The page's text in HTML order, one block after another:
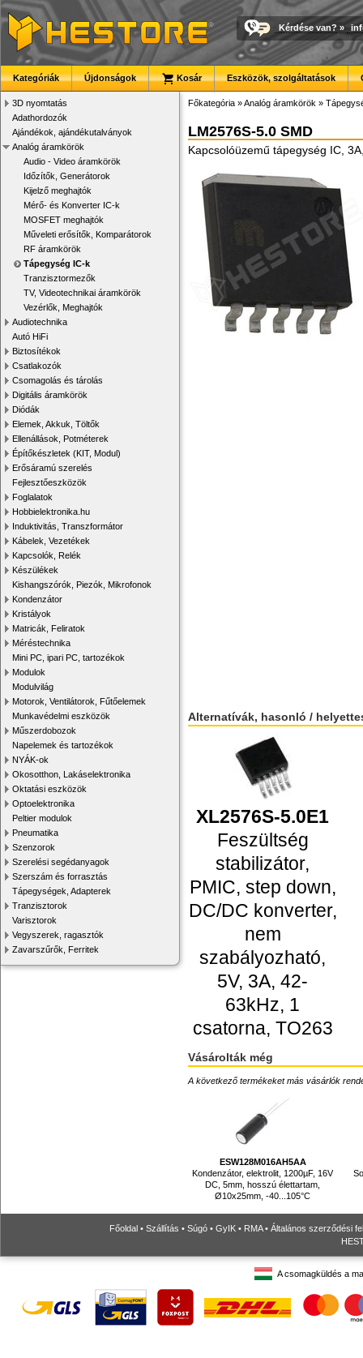
Kérdése van? »
Kategóriák Újdonságok Kosár Eszközök, szolgáltatások
3D nyomtatás
Adathordozók
Ajándékok, ajándékutalványok
Analóg áramkörök
Audio - Video áramkörök
Időzítők, Generátorok
Kijelző meghajtók
Mérő- és Konverter IC-k
MOSFET meghajtók
Műveleti erősítők, Komparátorok
RF áramkörök
Tápegység IC-k
Tranzisztormezők
TV, Videotechnikai áramkörök
Vezérlők, Meghajtók
Audiotechnika
Autó HiFi
Biztosítékok
Csatlakozók
Csomagolás és tárolás
Digitális áramkörök
Diódák
Elemek, Akkuk, Töltők
Ellenállások, Potméterek
Építőkészletek (KIT, Modul)
Erősáramú szerelés
Fejlesztőeszközök
Foglalatok
Hobbielektronika.hu
Induktivitás, Transzformátor
Kábelek, Vezetékek
Kapcsolók, Relék
Készülékek
Kishangszórók, Piezók, Mikrofonok
Kondenzátor
Kristályok
Matricák, Feliratok
Méréstechnika
Mini PC, ipari PC, tartozékok
Modulok
Modulvilág
Motorok, Ventilátorok, Fűtőelemek
Munkavédelmi eszközök
Műszerdobozok
Napelemek és tartozékok
NYÁK-ok
Okosotthon, Lakáselektronika
Oktatási eszközök
Optoelektronika
Peltier modulok
Pneumatika
Szenzorok
Szerelési segédanyagok
Szerszám és forrasztás
Tápegységek, Adapterek
Tranzisztorok
Varisztorok
Vegyszerek, ragasztók
Zavarszűrők, Ferritek
Főkategória »Analóg áramkörök »
LM2576S-5.0 SMD
Kapcsolóüzemű tápegység IC,
Alternatívák, hasonló /
XL2576S-5.0E1
Feszültség
stabilizátor,
PMIC, step down,
DC/DC konverter,
nem
szabályozható,
5V, 3A, 42-
63kHz, 1
csatorna, TO263
Vásárolták még
A következő termékeket más vásárlók
ESW128M016AH5AA
Kondenzátor, elektrolit, 1200µF, 16V
DC, 5mm, hosszú élettartam,
Ø10x25mm, -40...105°C
Főoldal • Szállítás • Súgó • GyIK • RMA• Általános szerződési
A csomagküldés a